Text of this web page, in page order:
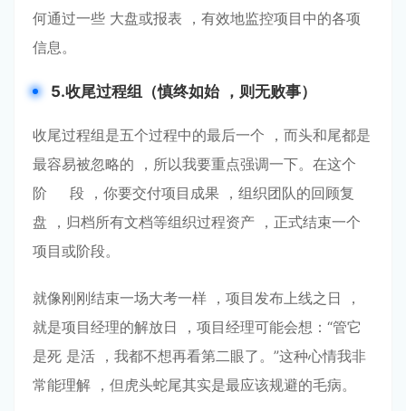
何通过⼀些 ⼤盘或报表 ，有效地监控项⽬中的各项
信息。
5.收尾过程组（慎终如始 ，则⽆败事）
收尾过程组是五个过程中的最后⼀个 ，⽽头和尾都是
最容易被忽略的 ，所以我要重点强调⼀下。在这个
阶 段 ，你要交付项⽬成果 ，组织团队的回顾复
盘 ，归档所有⽂档等组织过程资产 ，正式结束⼀个
项⽬或阶段。
就像刚刚结束⼀场⼤考⼀样 ，项⽬发布上线之⽇ ，
就是项⽬经理的解放⽇ ，项⽬经理可能会想：“管它
是死 是活 ，我都不想再看第⼆眼了。”这种⼼情我⾮
常能理解 ，但⻁头蛇尾其实是最应该规避的⽑病。